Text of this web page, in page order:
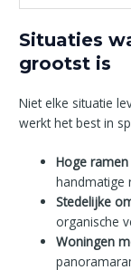
Situaties
grootst is
Niet elke situatie
werkt het best in
Hoge
handmatige
Stedelijke
organische
Woningen